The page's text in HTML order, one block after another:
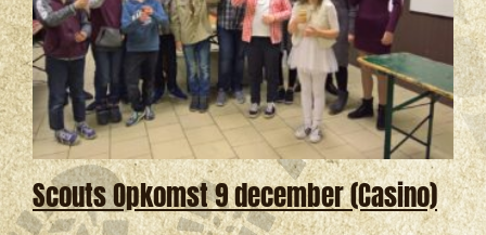
Scouts Opkomst 9 december (Casino)